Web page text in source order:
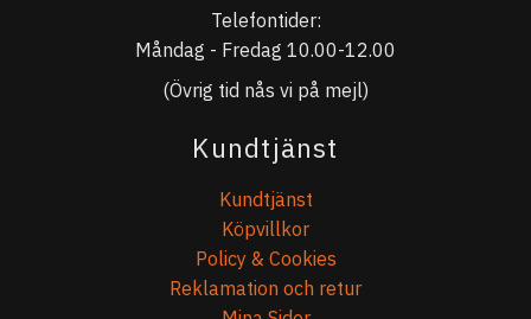
Telefontider:
Måndag - Fredag 10.00-12.00
(Övrig tid nås vi på mejl)
Kundtjänst
Kundtjänst
Köpvillkor
Policy & Cookies
Reklamation och retur